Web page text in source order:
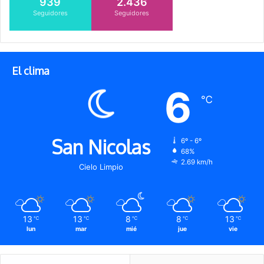
Seguidores Seguidores
El clima
San Nicolas
Cielo Limpio
6 ℃
6º - 6º
68%
2.69 km/h
13 ℃
lun
13 ℃
mar
8 ℃
mié
8 ℃
jue
13 ℃
vie